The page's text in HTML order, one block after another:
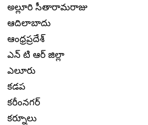
అల్లూరి సీతారామరాజు
ఆదిలాబాదు
ఆంధ్రప్రదేశ్
ఎన్ టి ఆర్ జిల్లా
ఎలూరు
కడప
కరీంనగర్
కర్నూలు